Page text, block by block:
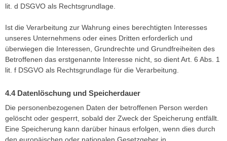
lit. d DSGVO als Rechtsgrundlage.
Ist die Verarbeitung zur Wahrung eines berechtigten Interesses
unseres Unternehmens oder eines Dritten erforderlich und
überwiegen die Interessen, Grundrechte und Grundfreiheiten des
Betroffenen das erstgenannte Interesse nicht, so dient Art. 6 Abs. 1
lit. f DSGVO als Rechtsgrundlage für die Verarbeitung.
Datenlöschung und Speicherdauer
Die personenbezogenen Daten der betroffenen Person werden
gelöscht oder gesperrt, sobald der Zweck der Speicherung entfällt.
Eine Speicherung kann darüber hinaus erfolgen, wenn dies durch